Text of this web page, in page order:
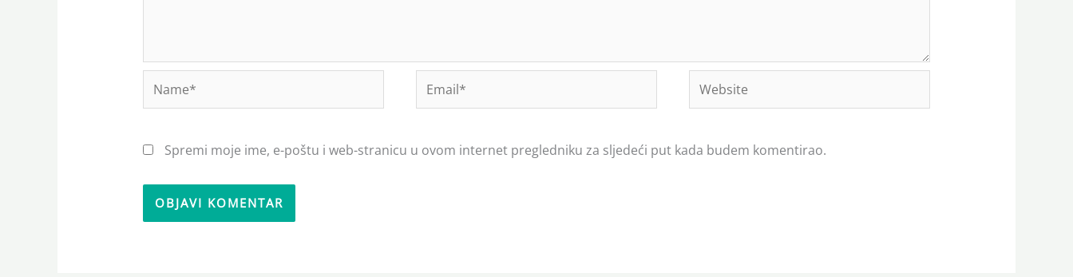
Name* Email* Website
Spremi moje ime, e-poštu i web-stranicu u ovom internet pregledniku za sljedeći put kada budem komentirao.